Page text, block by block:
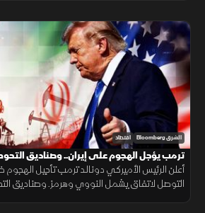
الشرق Bloomberg اقتصاد
ترمب يؤجل الهجوم على إيران.. وصناديق
أعلن الرئيس الأميركي دونالد ترمب تأجيل الهجوم
التوصل لاتفاق يشمل النووي وهرمز. وصناديق